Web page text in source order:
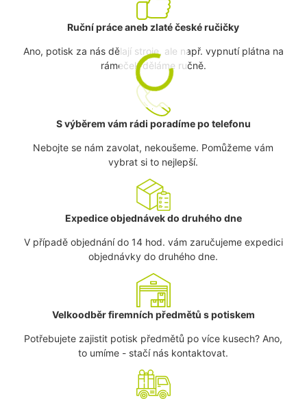
Ruční práce aneb zlaté české ručičky
Ano, potisk za nás dělají stroje, ale např. vypnutí plátna na
rámeček děláme ručně.
S výběrem vám rádi poradíme po telefonu
Nebojte se nám zavolat, nekoušeme. Pomůžeme vám
vybrat si to nejlepší.
Expedice objednávek do druhého dne
V případě objednání do 14 hod. vám zaručujeme expedici
objednávky do druhého dne.
Velkoodběr firemních předmětů s potiskem
Potřebujete zajistit potisk předmětů po více kusech? Ano,
to umíme - stačí nás kontaktovat.